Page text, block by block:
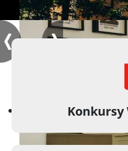
Konkursy